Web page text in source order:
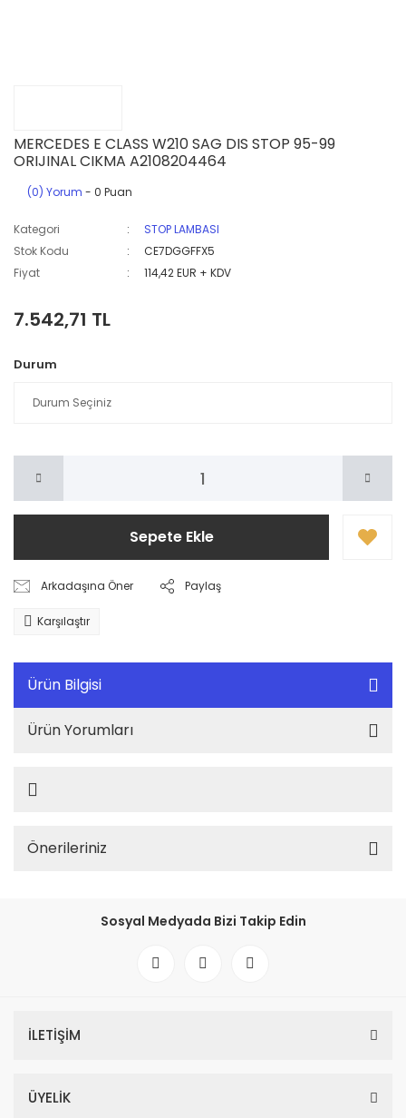
MERCEDES E CLASS W210 SAG DIS STOP 95-99
ORIJINAL CIKMA A2108204464
(0) Yorum - 0 Puan
Kategori
STOP LAMBASI
Stok Kodu
CE7DGGFFX5
Fiyat
114,42 EUR + KDV
7.542,71 TL
Durum
Sepete Ekle
Arkadaşına Öner Paylaş
Karşılaştır
Ürün Bilgisi
Ürün Yorumları
Önerileriniz
Sosyal Medyada Bizi Takip Edin
İLETİŞİM
ÜYELİK